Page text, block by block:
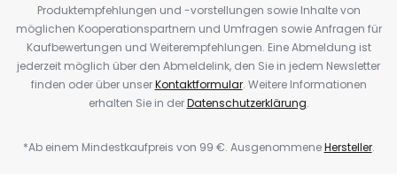
Produktempfehlungen und -vorstellungen sowie Inhalte von
möglichen Kooperationspartnern und Umfragen sowie Anfragen für
Kaufbewertungen und Weiterempfehlungen. Eine Abmeldung ist
jederzeit möglich über den Abmeldelink, den Sie in jedem Newsletter
finden oder über unserKontaktformular. Weitere Informationen
erhalten Sie in derDatenschutzerklärung.
*Ab einem Mindestkaufpreis von 99 €. AusgenommeneHersteller.